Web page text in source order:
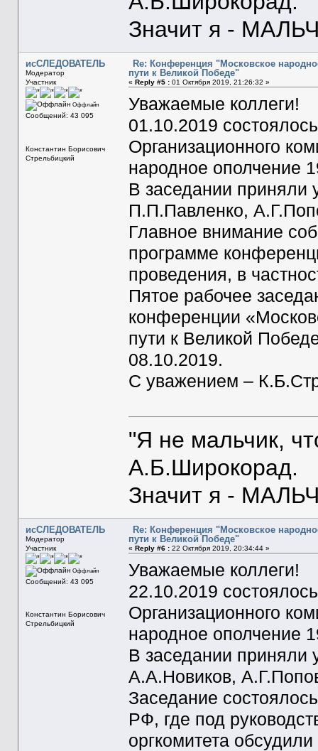
Значит я -
исСЛЕДОВАТЕЛЬ
Модератор
Участник
Оффлайн
Сообщений: 43 095
Константин Борисович
Стрельбицкий
Re: Конференция "Московское
пути к Великой Победе"
« Reply #5 :01 Октября 2019, 21:26:32 »
Уважаемые коллеги!
01.10.2019
Организационного
народное ополчение
В заседании
П.П.Павленко,
Главное внимание
программе
проведения, в
Пятое рабочее
конференции
пути к Великой
08.10.2019.
С уважением –
"Я не мальчик,
А.Б.Широкорад.
Значит я -
исСЛЕДОВАТЕЛЬ
Модератор
Участник
Оффлайн
Сообщений: 43 095
Константин Борисович
Стрельбицкий
Re: Конференция "Московское
пути к Великой Победе"
« Reply #6 :22 Октября 2019, 20:34:44 »
Уважаемые коллеги!
22.10.2019
Организационного
народное ополчение
В заседании
А.А.Новиков,
Заседание
РФ, где под
оргкомитета